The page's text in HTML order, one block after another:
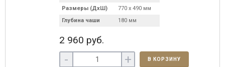
Размеры (ДхШ)
770 х 490 мм
Глубина чаши
180 мм
2 960 руб.
- + В КОРЗИНУ